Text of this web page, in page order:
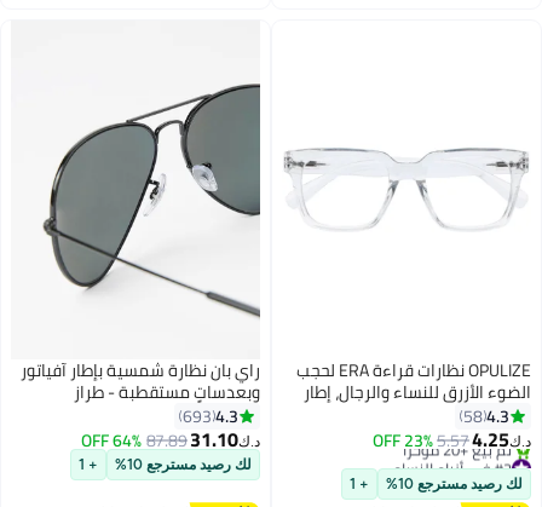
OPULIZE نظارات قراءة ERA لحجب
الضوء الأزرق للنساء والرجال، إطار
للانعكاس، نظارات كمبيوتر مضادة
للتوهج، شفافة +0.00 (عبوة من 1)
4.3
58
د.ك‏4.25
5.57
23% OFF
#2 في أزياء النساء
بتخلّص بسرعة
تم بيع +20 مؤخرًا
لك رصيد مسترجع 10% + 1
راي بان نظارة شمسية بإطار آفياتور
وبعدساتٍ مستقطبة - طراز
أسود للجنسين
4.3
693
د.ك‏31.10
87.89
64% OFF
لك رصيد مسترجع 10% + 1